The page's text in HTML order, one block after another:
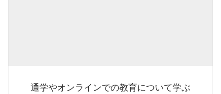
通学やオンラインでの教育について学ぶ